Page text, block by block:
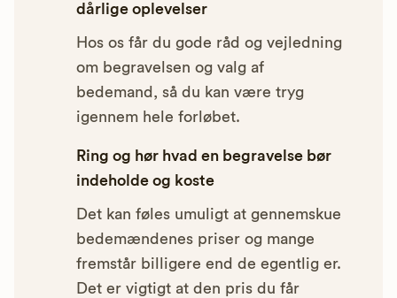
dårlige oplevelser
Hos os får du gode råd og vejledning
om begravelsen og valg af
bedemand, så du kan være tryg
igennem hele forløbet.
Ring og hør hvad en begravelse bør
indeholde og koste
Det kan føles umuligt at gennemskue
bedemændenes priser og mange
fremstår billigere end de egentlig er.
Det er vigtigt at den pris du får